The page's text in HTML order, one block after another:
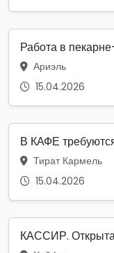
Работа в
Ариэль
15.04.2026
В КАФЕ
Тират Кармель
15.04.2026
КАССИР.